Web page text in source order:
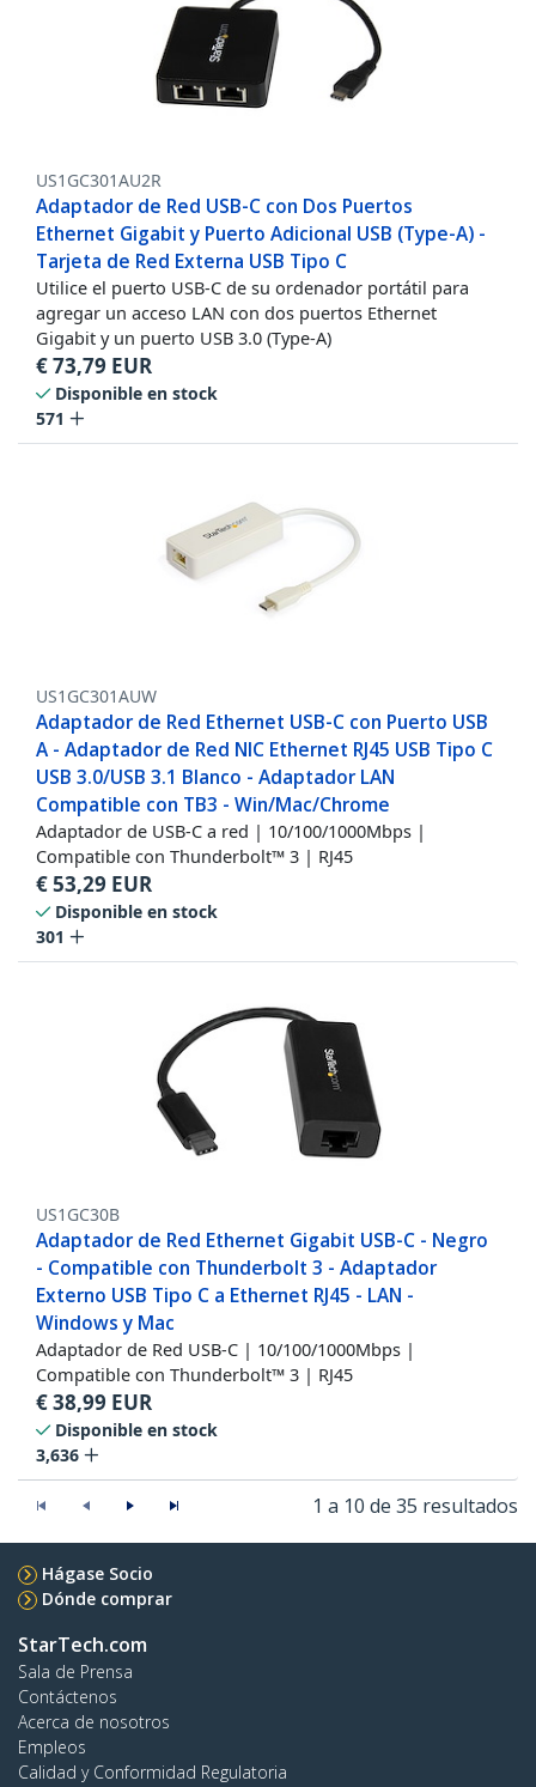
US1GC301AU2R
Adaptador de Red USB-C con Dos Puertos
Ethernet Gigabit y Puerto Adicional USB (Type-A) -
Tarjeta de Red Externa USB Tipo C
Utilice el puerto USB-C de su ordenador portátil para
agregar un acceso LAN con dos puertos Ethernet
Gigabit y un puerto USB 3.0 (Type-A)
€73,79 EUR
Disponible en stock
571
US1GC301AUW
Adaptador de Red Ethernet USB-C con Puerto USB
A - Adaptador de Red NIC Ethernet RJ45 USB Tipo C
USB 3.0/USB 3.1 Blanco - Adaptador LAN
Compatible con TB3 - Win/Mac/Chrome
Adaptador de USB-C a red | 10/100/1000Mbps |
Compatible con Thunderbolt™ 3 | RJ45
€53,29 EUR
Disponible en stock
301
US1GC30B
Adaptador de Red Ethernet Gigabit USB-C - Negro
- Compatible con Thunderbolt 3 - Adaptador
Externo USB Tipo C a Ethernet RJ45 - LAN -
Windows y Mac
Adaptador de Red USB-C | 10/100/1000Mbps |
Compatible con Thunderbolt™ 3 | RJ45
€38,99 EUR
Disponible en stock
3,636
1 a 10 de 35 resultados
Hágase Socio
Dónde comprar
StarTech.com
Sala de Prensa
Contáctenos
Acerca de nosotros
Empleos
Calidad y Conformidad Regulatoria